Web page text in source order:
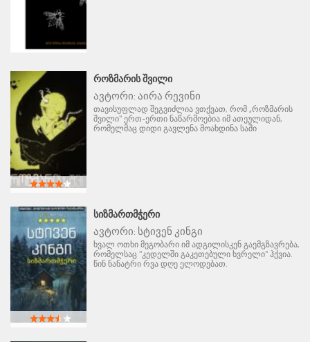
ᲠᲝᲖᲛᲐᲠᲘᲡ ᲨᲕᲘᲚᲘ
ავტორი: აირა რევინი
თავისუფლად შეგვიძლია ვთქვათ, რომ „როზმარის
შვილი" ერთ-ერთი ნაწარმოებია იმ ათეულიდან,
რომელმაც დიდი გავლენა მოახდინა საში
ᲡᲘᲖᲛᲐᲠᲗᲛᲭᲔᲠᲘ
ავტორი: სტივენ კინგი
ხვალ ოთხი მეგობარი იმ ადგილისკენ გაემგზავრება,
რომელსაც "კედელში გაკეთებული ხვრელი" ჰქვია.
წინ ნანატრი რვა დღე ელოდებათ.